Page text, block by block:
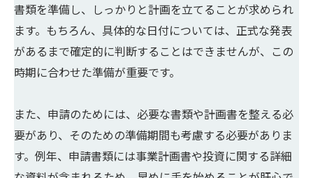
書類を準備し、しっかりと計画を立てることが求められ
ます。もちろん、具体的な日付については、正式な発表
があるまで確定的に判断することはできませんが、この
時期に合わせた準備が重要です。
また、申請のためには、必要な書類や計画書を整える必
要があり、そのための準備期間も考慮する必要がありま
す。例年、申請書類には事業計画書や投資に関する詳細